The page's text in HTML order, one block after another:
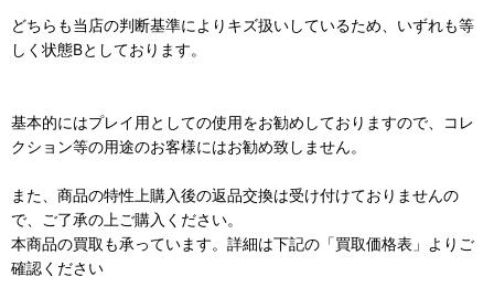
どちらも当店の判断基準によりキズ扱いしているため、いずれも等
しく状態Bとしております。
基本的にはプレイ用としての使用をお勧めしておりますので、コレ
クション等の用途のお客様にはお勧め致しません。
また、商品の特性上購入後の返品交換は受け付けておりませんの
で、ご了承の上ご購入ください。
本商品の買取も承っています。詳細は下記の「買取価格表」よりご
確認ください